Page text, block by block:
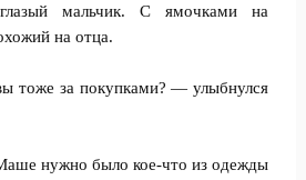
мальчик. С ямочками на
на отца.
тоже за покупками? — улыбнулся
нужно было кое-что из одежды